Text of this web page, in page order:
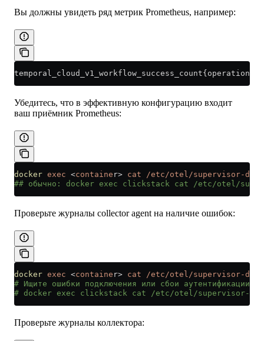
Вы должны увидеть ряд метрик Prometheus, например:
Убедитесь, что в эффективную конфигурацию входит
ваш приёмник Prometheus:
docker exec <containe r> cat /etc/otel/supervisor-
## обычно: docker exec clickstack cat /etc/otel/
Проверьте журналы collector agent на наличие ошибок:
docker exec <containe r> cat /etc/otel/supervisor-
# Ищите ошибки подключения или сбои аутентификации
# docker exec clickstack cat /etc/otel/supervisor-
Проверьте журналы коллектора: